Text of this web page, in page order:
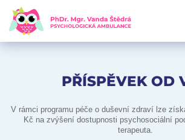
PŘÍSPĚVEK OD
V rámci programu péče o duševní zdraví lze
Kč na zvýšení dostupnosti psychosociální
terapeuta.